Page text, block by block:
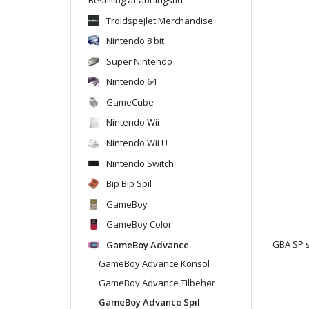
Troldspejlet Merchandise
Nintendo 8 bit
Super Nintendo
Nintendo 64
GameCube
Nintendo Wii
Nintendo Wii U
Nintendo Switch
Bip Bip Spil
GameBoy
GameBoy Color
GameBoy Advance
GameBoy Advance Konsol
GameBoy Advance Tilbehør
GameBoy Advance Spil
GBA SP